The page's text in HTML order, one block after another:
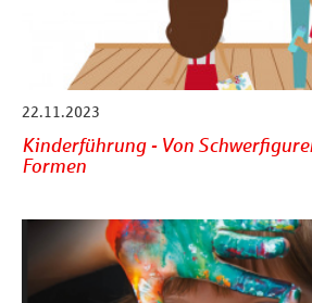
22.11.2023
Kinderführung - Von
Formen